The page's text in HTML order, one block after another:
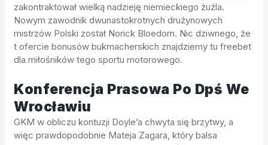
zakontraktował wielką nadzieję niemieckiego żużla.
Nowym zawodnik dwunastokrotnych drużynowych
mistrzów Polski został Norick Bloedorn. Nic dziwnego, że
t ofercie bonusów bukmacherskich znajdziemy tu freebet
dla miłośników tego sportu motorowego.
Konferencja Prasowa Po Dpś We
Wrocławiu
GKM w obliczu kontuzji Doyle’a chwyta się brzytwy, a
więc prawdopodobnie Mateja Zagara, który balsa